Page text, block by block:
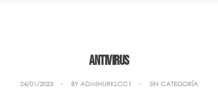
Antivirus
24/01/2023 BY ADMINURKLCC1 SIN CATEGORÍA